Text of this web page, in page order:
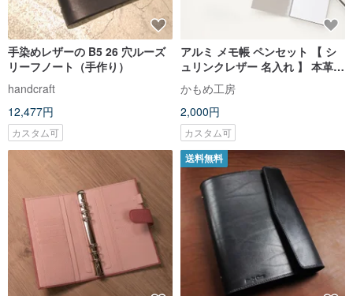
手染めレザーの B5 26 穴ルーズ
リーフノート（手作り）
handcraft
12,477円
カスタム可
アルミ メモ帳 ペンセット 【 シ
ュリンクレザー 名入れ 】 本革
コンパクト ペンホルダー レザー
ギフト
かもめ工房
2,000円
カスタム可
送料無料